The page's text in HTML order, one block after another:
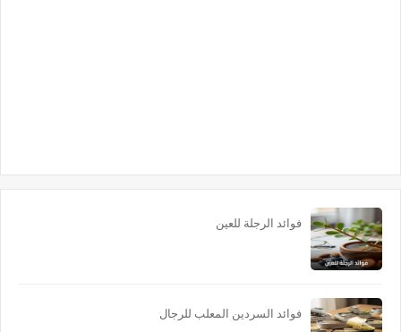
فوائد الرجلة للعين
فوائد السردين المعلب للرجال